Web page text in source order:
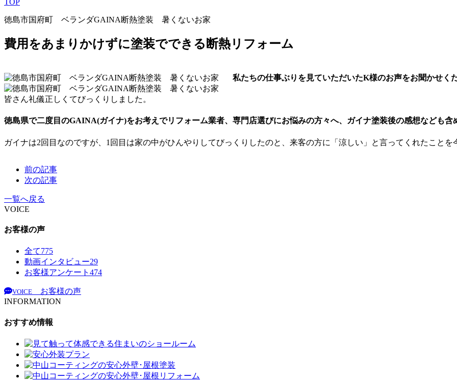
徳島市国府町 ベランダGAINA断熱塗装 暑くないお家
費用をあまりかけずに塗装でできる断熱リフォーム
私たちの仕事ぶりを見ていただいたK様のお声をお聞かせく
皆さん礼儀正しくてびっくりしました。
徳島県で二度目のGAINA(ガイナ)をお考えでリフォーム業者、専門店選びにお悩みの方々へ、ガイナ塗装後の感想なども
ガイナは2回目なのですが、1回目は家の中がひんやりしてびっくりしたのと、来客の方に「涼しい」と言ってくれたこと
前の記事
次の記事
一覧へ戻る
VOICE
お客様の声
全て775
動画インタビュー29
お客様アンケート 474
VOICE
お客様の声
INFORMATION
おすすめ情報